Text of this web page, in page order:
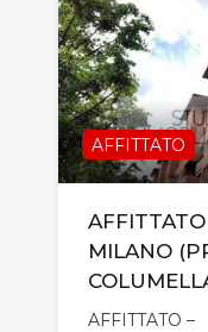
AFFITTATO
AFFITTATO
MILANO
AFFITTATO